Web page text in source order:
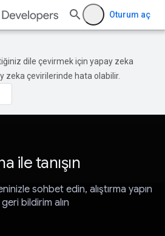
Oturum aç
dile çevirmek için yapay zeka
zeka çevirilerinde hata olabilir.
ile tanışın
sohbet edin, alıştırma yapın
bildirim alın